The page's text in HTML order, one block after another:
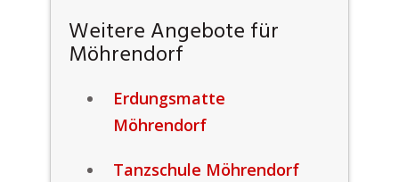
Weitere Angebote für
Möhrendorf
Erdungsmatte
Möhrendorf
Tanzschule Möhrendorf